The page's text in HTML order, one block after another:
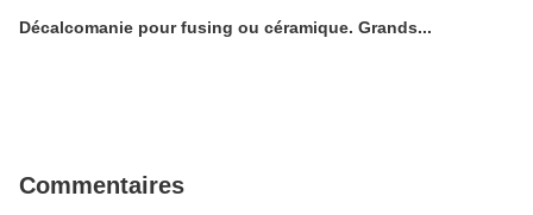
Décalcomanie pour fusing ou céramique. Grands...
Commentaires